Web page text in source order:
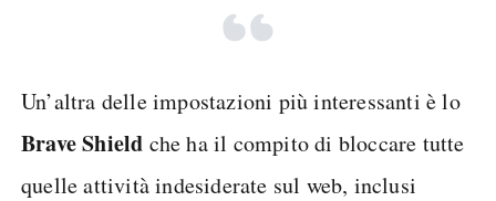
Un’altra delle impostazioni più interessanti è lo
Brave Shield che ha il compito di bloccare tutte
quelle attività indesiderate sul web, inclusi